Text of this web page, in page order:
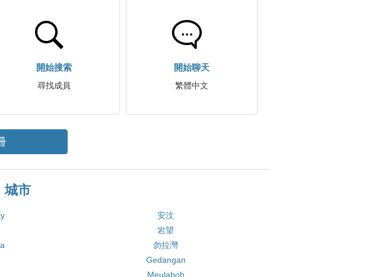
開始搜索
尋找成員
開始聊天
繁體中文
城市
安汶
岩望
勿拉灣
Gedangan
Meulaboh